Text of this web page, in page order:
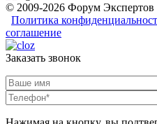
© 2009-2026 Форум Экспертов
Политика
соглашение
Заказать звонок